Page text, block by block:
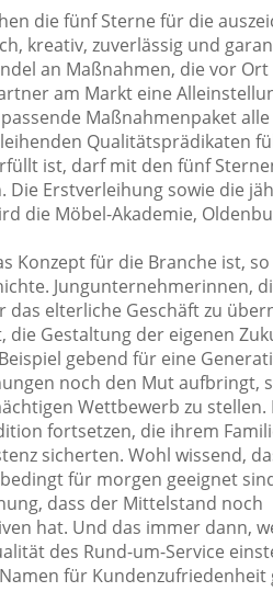
die fünf Sterne für die
kreativ, zuverlässig und
an Maßnahmen, die vor
am Markt eine
Maßnahmenpaket
Qualitätsprädikaten
ist, darf mit den fünf
Die Erstverleihung sowie die
die Möbel-Akademie,
Konzept für die Branche ist,
Jungunternehmerinnen,
elterliche Geschäft zu
die Gestaltung der eigenen
gebend für eine
noch den Mut aufbringt,
Wettbewerb zu stellen.
fortsetzen, die ihrem
sicherten. Wohl wissend,
für morgen geeignet
dass der Mittelstand noch
hat. Und das immer dann,
des Rund-um-Service
für Kundenzufriedenheit